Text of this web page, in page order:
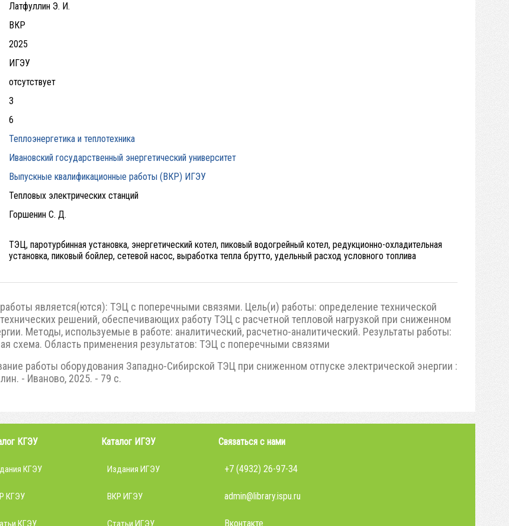
Латфуллин Э. И.
ВКР
2025
ИГЭУ
отсутствует
3
6
Теплоэнергетика и теплотехника
Ивановский государственный энергетический университет
Выпускные квалификационные работы (ВКР) ИГЭУ
Тепловых электрических станций
Горшенин С. Д.
ТЭЦ, паротурбинная установка, энергетический котел, пиковый водогрейный котел, редукционно-охладительная
установка, пиковый бойлер, сетевой насос, выработка тепла брутто, удельный расход условного топлива
является(ются): ТЭЦ с поперечными связями. Цель(и) работы: определение технической
решений, обеспечивающих работу ТЭЦ с расчетной тепловой нагрузкой при сниженном
Методы, используемые в работе: аналитический, расчетно-аналитический. Результаты работы:
схема. Область применения результатов: ТЭЦ с поперечными связями
работы оборудования Западно-Сибирской ТЭЦ при сниженном отпуске электрической энергии :
- Иваново, 2025. - 79 с.
КГЭУ
КГЭУ
КГЭУ
КГЭУ
Каталог ИГЭУ
Издания ИГЭУ
ВКР ИГЭУ
Статьи ИГЭУ
Связаться с нами
+7 (4932) 26-97-34
admin@library.ispu.ru
Вконтакте